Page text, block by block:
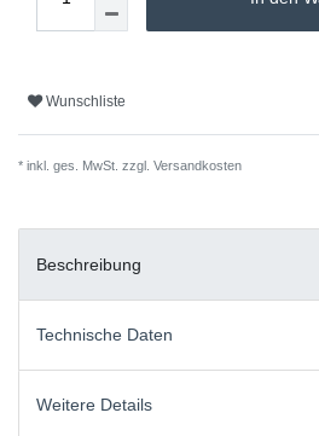
Wunschliste
* inkl. ges. MwSt. zzgl. Versandkosten
Beschreibung
Technische Daten
Weitere Details